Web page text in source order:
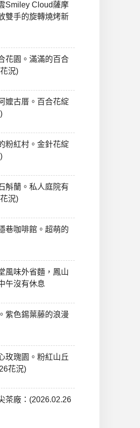
Smiley Cloud薩摩
雙手的旋轉燒烤新
花園。滿滿的百合
況)
嬤古厝。百合花綻
粉紅村。金針花綻
斛蘭。私人庭院有
況)
巷咖啡館。超萌的
風味外省麵，鳳山
午沒有休息
紫色錫葉藤的浪漫
玫瑰園。粉紅山丘
花況)
茶廠：(2026.02.26